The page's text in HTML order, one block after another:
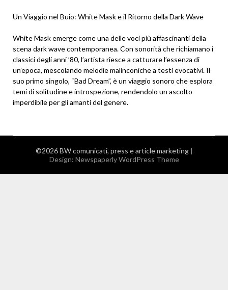
Un Viaggio nel Buio: White Mask e il Ritorno della Dark Wave
White Mask emerge come una delle voci più affascinanti della
scena dark wave contemporanea. Con sonorità che richiamano i
classici degli anni ’80, l’artista riesce a catturare l’essenza di
un’epoca, mescolando melodie malinconiche a testi evocativi. Il
suo primo singolo, “Bad Dream”, è un viaggio sonoro che esplora
temi di solitudine e introspezione, rendendolo un ascolto
imperdibile per gli amanti del genere.
©2026 BW comunicati, press e article marketing |
Design: Newspaperly WordPress Theme